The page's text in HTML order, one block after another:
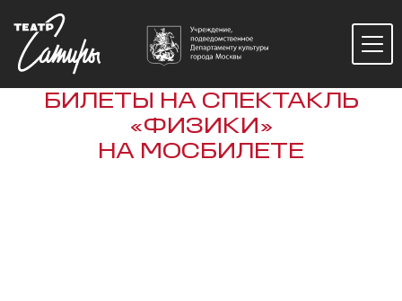
БИЛЕТЫ НА СПЕКТАКЛЬ
«ФИЗИКИ»
НА МОСБИЛЕТЕ